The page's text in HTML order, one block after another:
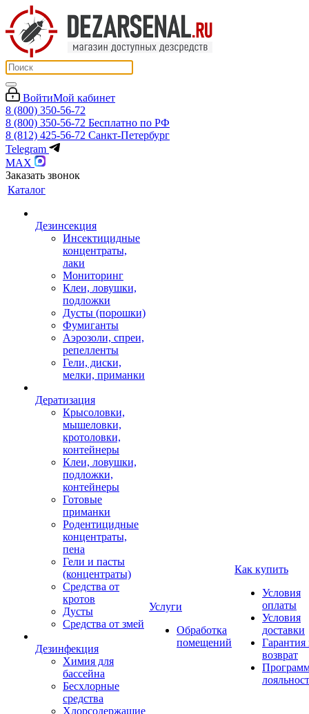
ВойтиМой кабинет
8 (800) 350-56-72
8 (800) 350-56-72 Бесплатно по РФ
8 (812) 425-56-72 Санкт-Петербург
Telegram
MAX
Заказать звонок
Каталог
Дезинсекция
Инсектицидные
концентраты,
лаки
Мониторинг
Клеи, ловушки,
подложки
Дусты (порошки)
Фумиганты
Аэрозоли, спреи,
репелленты
Гели, диски,
мелки, приманки
Дератизация
Крысоловки,
мышеловки,
кротоловки,
контейнеры
Клеи, ловушки,
подложки,
контейнеры
Готовые
приманки
Родентицидные
концентраты,
пена
Гели и пасты
(концентраты)
Средства от
кротов
Дусты
Средства от змей
Дезинфекция
Химия для
бассейна
Бесхлорные
средства
Хлорсодержащие
Услуги
Обработка
помещений
Как купить
Условия
оплаты
Условия
доставки
Гарантия
возврат